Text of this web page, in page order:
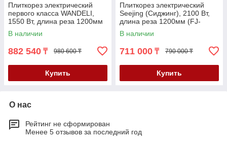
Плиткорез электрический
первого класса WANDELI,
1550 Вт, длина реза 1200мм
(QX-ZD-1200)
В наличии
882 540 ₸ 980 600 ₸
Купить
Плиткорез электрический
Seejing (Сиджинг), 2100 Вт,
длина реза 1200мм (FJ-
1200-QX)
В наличии
711 000 ₸ 790 000 ₸
Купить
О нас
Рейтинг не сформирован
Менее 5 отзывов за последний год